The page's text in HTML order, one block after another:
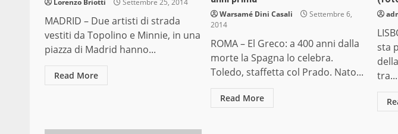
Lorenzo Briotti Settembre 25, 2014
MADRID – Due artisti di strada
vestiti da Topolino e Minnie, in una
piazza di Madrid hanno...
Read More
Warsamé Dini Casali
Settembre 6,
2014
ROMA – El Greco: a 400 anni dalla
morte la Spagna lo celebra.
Toledo, staffetta col Prado. Nato...
Read More
sta
tra...